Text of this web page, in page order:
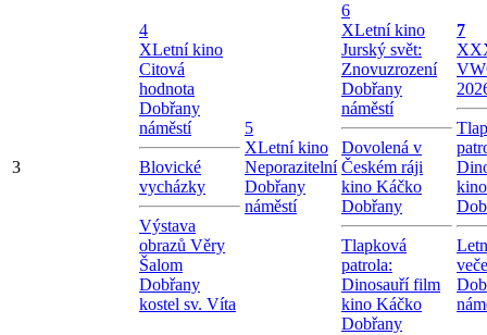
3
4
XLetní kino
Citová
hodnota
Dobřany
náměstí
Blovické
vycházky
Výstava
obrazů Věry
Šalom
Dobřany
kostel sv. Víta
5
XLetní kino
Neporazitelní
Dobřany
náměstí
6
XLetní kino
Jurský svět:
Znovuzrození
Dobřany
náměstí
Dovolená v
Českém ráji
kino Káčko
Dobřany
Tlapková
patrola:
Dinosauří film
kino Káčko
Dobřany
7
X